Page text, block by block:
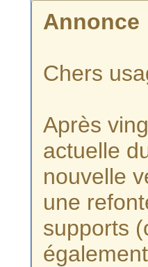
Annonce
Chers
Après
actuelle
nouvelle
une
supports